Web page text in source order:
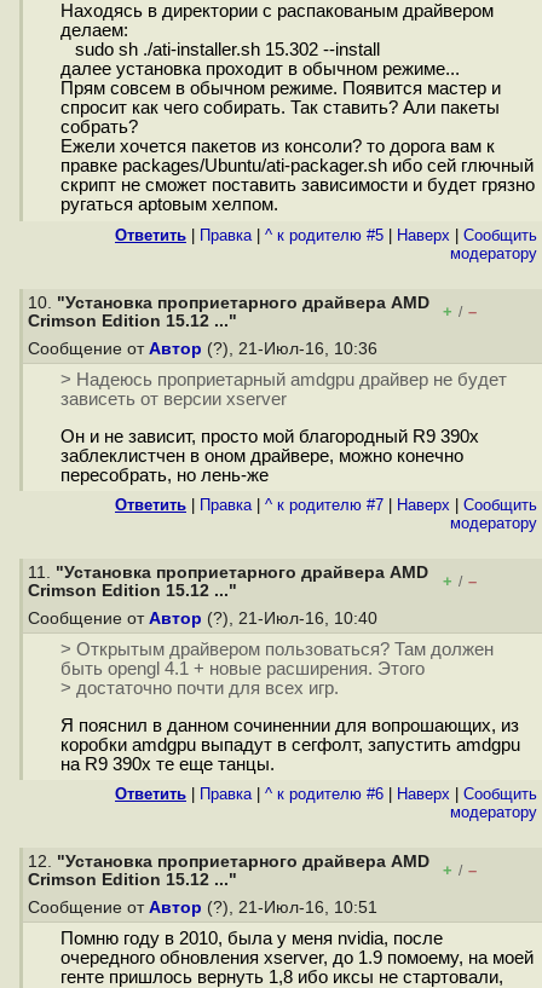
Находясь в директории с распакованым драйвером
делаем:
sudo sh ./ati-installer.sh 15.302 --install
далее установка проходит в обычном режиме...
Прям совсем в обычном режиме. Появится мастер и
спросит как чего собирать. Так ставить? Али пакеты
собрать?
Ежели хочется пакетов из консоли? то дорога вам к
правке packages/Ubuntu/ati-packager.sh ибо сей глючный
скрипт не сможет поставить зависимости и будет грязно
ругаться aptовым хелпом.
Ответить Правка| ^ к родителю #5 Наверх
Cообщить
модератору
10. "Установка проприетарного драйвера AMD
Crimson Edition 15.12 ..."
+ / –
Сообщение от Автор (?), 21-Июл-16, 10:36
> Надеюсь проприетарный amdgpu драйвер не будет
зависеть от версии xserver
Он и не зависит, просто мой благородный R9 390x
заблеклистчен в оном драйвере, можно конечно
пересобрать, но лень-же
Ответить Правка| ^ к родителю #7 Наверх
Cообщить
модератору
11. "Установка проприетарного драйвера AMD
Crimson Edition 15.12 ..."
+ / –
Сообщение от Автор (?), 21-Июл-16, 10:40
> Открытым драйвером пользоваться? Там должен
быть opengl 4.1 + новые расширения. Этого
> достаточно почти для всех игр.
Я пояснил в данном сочиненнии для вопрошающих, из
коробки amdgpu выпадут в сегфолт, запустить amdgpu
на R9 390x те еще танцы.
Ответить Правка| ^ к родителю #6 Наверх
Cообщить
модератору
12. "Установка проприетарного драйвера AMD
Crimson Edition 15.12 ..."
+ / –
Сообщение от Автор (?), 21-Июл-16, 10:51
Помню году в 2010, была у меня nvidia, после
очередного обновления xserver, до 1.9 помоему, на моей
генте пришлось вернуть 1,8 ибо иксы не стартовали,